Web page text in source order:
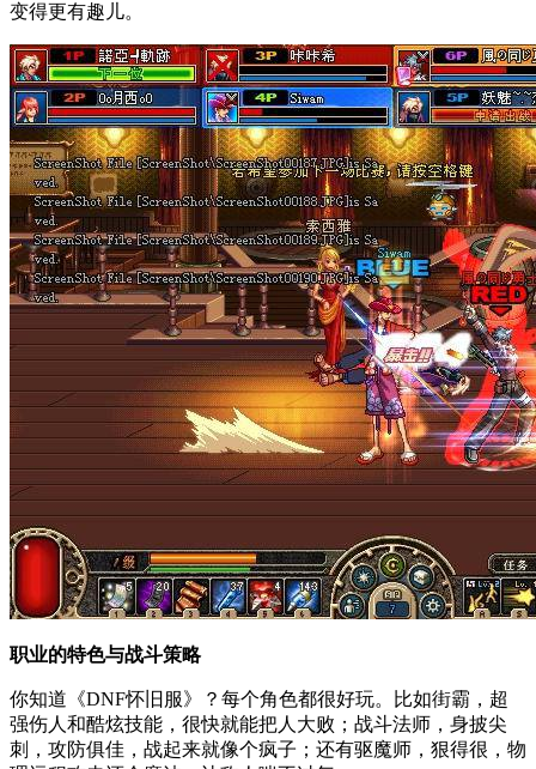
变得更有趣儿。
职业的特色与战斗策略
你知道《DNF怀旧服》？每个角色都很好玩。比如街霸，超
强伤人和酷炫技能，很快就能把人大败；战斗法师，身披尖
刺，攻防俱佳，战起来就像个疯子；还有驱魔师，狠得很，物